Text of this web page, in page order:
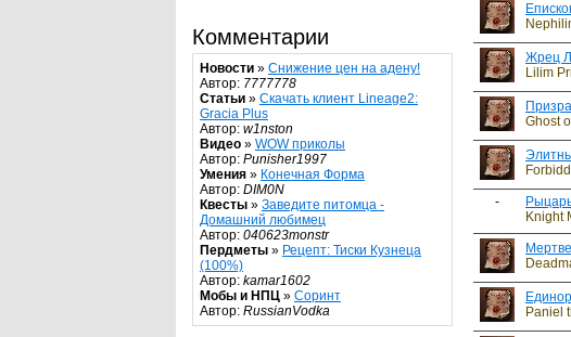
Комментарии
Новости » Снижение цен на адену!
Автор: 7777778
Статьи » Скачать клиент Lineage2:
Gracia Plus
Автор: w1nston
Видео » WOW приколы
Автор: Punisher1997
Умения » Конечная Форма
Автор: DIM0N
Квесты » Заведите питомца -
Домашний любимец
Автор: 040623monstr
Пердметы » Рецепт: Тиски Кузнеца
(100%)
Автор: kamar1602
Мобы и НПЦ » Соринт
Автор: RussianVodka
Жрец
Lilim
Ghost
-
Knight
Paniel